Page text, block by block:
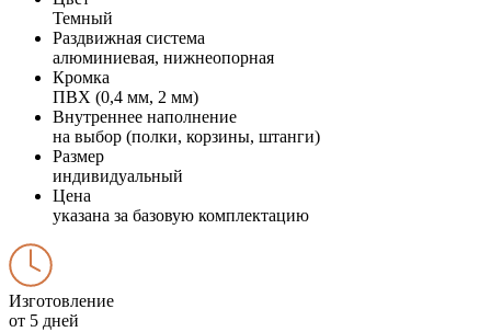
Темный
Раздвижная система
алюминиевая, нижнеопорная
Кромка
ПВХ (0,4 мм, 2 мм)
Внутреннее наполнение
на выбор (полки, корзины, штанги)
Размер
индивидуальный
Цена
указана за базовую комплектацию
Изготовление
от 5 дней